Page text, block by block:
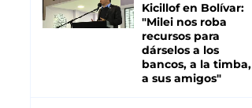
Kicillof en Bolívar:
"Milei nos roba
recursos para
dárselos a los
bancos, a la timba,
a sus amigos"